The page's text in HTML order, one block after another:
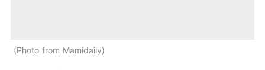
Photo from Mamidaily